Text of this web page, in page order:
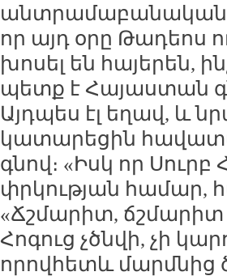
անտրամաբանական
որ այդ օրը Թադեոս
խոսել են հայերեն,
պետք է Հայաստան
Այդպես էլ եղավ, և
կատարեցին
գնով։ «Իսկ որ
փրկության համար,
«Ճշմարիտ, ճշմարիտ
Հոգուց չծնվի, չի
որովհետև մարմնից